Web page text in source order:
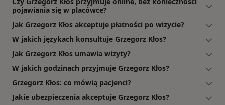
pojawiania się w placówce?
Jak Grzegorz Kłos akceptuje płatności po wizycie?
W jakich językach konsultuje Grzegorz Kłos?
Jak Grzegorz Kłos umawia wizyty?
W jakich godzinach przyjmuje Grzegorz Kłos?
Grzegorz Kłos: co mówią pacjenci?
Jakie ubezpieczenia akceptuje Grzegorz Kłos?